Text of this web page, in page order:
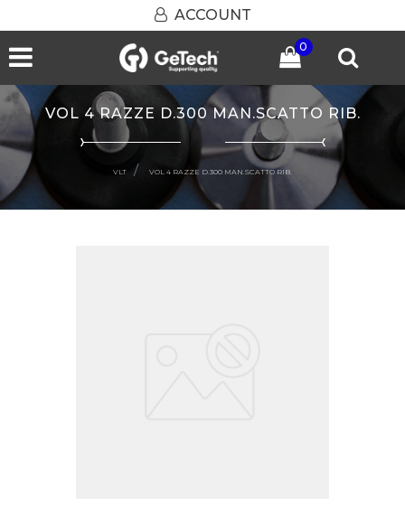
ACCOUNT
Open menu 0
VOL 4 RAZZE D.300 MAN.SCATTO RIB.
VLT VOL 4 RAZZE D.300 MAN.SCATTO RIB.